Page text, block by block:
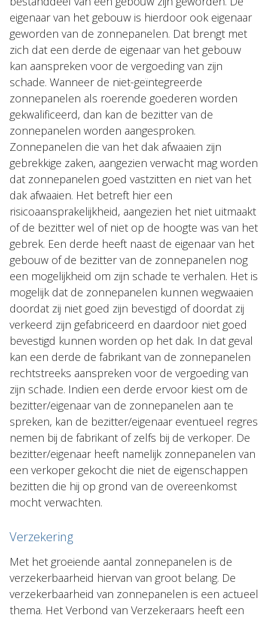
eigenaar van het gebouw is hierdoor ook eigenaar
geworden van de zonnepanelen. Dat brengt met
zich dat een derde de eigenaar van het gebouw
kan aanspreken voor de vergoeding van zijn
schade. Wanneer de niet-geïntegreerde
zonnepanelen als roerende goederen worden
gekwalificeerd, dan kan de bezitter van de
zonnepanelen worden aangesproken.
Zonnepanelen die van het dak afwaaien zijn
gebrekkige zaken, aangezien verwacht mag worden
dat zonnepanelen goed vastzitten en niet van het
dak afwaaien. Het betreft hier een
risicoaansprakelijkheid, aangezien het niet uitmaakt
of de bezitter wel of niet op de hoogte was van het
gebrek. Een derde heeft naast de eigenaar van het
gebouw of de bezitter van de zonnepanelen nog
een mogelijkheid om zijn schade te verhalen. Het is
mogelijk dat de zonnepanelen kunnen wegwaaien
doordat zij niet goed zijn bevestigd of doordat zij
verkeerd zijn gefabriceerd en daardoor niet goed
bevestigd kunnen worden op het dak. In dat geval
kan een derde de fabrikant van de zonnepanelen
rechtstreeks aanspreken voor de vergoeding van
zijn schade. Indien een derde ervoor kiest om de
bezitter/eigenaar van de zonnepanelen aan te
spreken, kan de bezitter/eigenaar eventueel regres
nemen bij de fabrikant of zelfs bij de verkoper. De
bezitter/eigenaar heeft namelijk zonnepanelen van
een verkoper gekocht die niet de eigenschappen
bezitten die hij op grond van de overeenkomst
mocht verwachten.
Verzekering
Met het groeiende aantal zonnepanelen is de
verzekerbaarheid hiervan van groot belang. De
verzekerbaarheid van zonnepanelen is een actueel
thema. Het Verbond van Verzekeraars heeft een